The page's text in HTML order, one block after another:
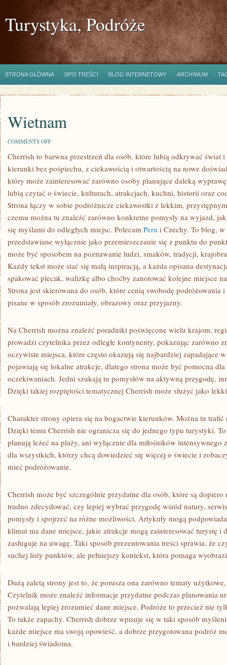
Turystyka, Podróże
STRONA GŁÓWNA SPIS TREŚCI BLOG INTERNETOWY ARCHIWUM
Wietnam
COMMENTS OFFON
Cherrish to barwna przestrzeń dla osób, które lubią odkrywać świat
kierunki bez pośpiechu, z ciekawością i otwartością na nowe
który może zainteresować zarówno osoby planujące daleką
lubią czytać o świecie, kulturach, atrakcjach, kuchni, historii oraz
Strona łączy w sobie podróżnicze ciekawostki z lekkim,
czemu można tu znaleźć zarówno konkretne pomysły na wyjazd,
się myślami do odległych miejsc. Polecam Peru i Czechy. To blog,
przedstawiane wyłącznie jako przemieszczanie się z punktu do
może być sposobem na poznawanie ludzi, smaków, tradycji,
Każdy tekst może stać się małą inspiracją, a każda opisana
spakować plecak, walizkę albo choćby zanotować kolejne miejsce
Strona jest skierowana do osób, które cenią swobodę podróżowania
pisane w sposób zrozumiały, obrazowy oraz przyjazny.
Na Cherrish można znaleźć poradniki poświęcone wielu krajom,
prowadzi czytelnika przez odległe kontynenty, pokazując zarówno
oczywiste miejsca, które często okazują się najbardziej zapadające
pojawiają się lokalne atrakcje, dlatego strona może być pomocna
oczekiwaniach. Jedni szukają tu pomysłów na aktywną przygodę,
Dzięki takiej rozpiętości tematycznej Cherrish może służyć jako
Charakter strony opiera się na bogactwie kierunków. Można tu
Dzięki temu Cherrish nie ogranicza się do jednego typu turystyki.
planują leżeć na plaży, ani wyłącznie dla miłośników
dla wszystkich, którzy chcą dowiedzieć się więcej o świecie i
mieć podróżowanie.
Cherrish może być szczególnie przydatne dla osób, które są
trudno zdecydować, czy lepiej wybrać przygodę wśród natury,
pomysły i spojrzeć na różne możliwości. Artykuły mogą
klimat ma dane miejsce, jakie atrakcje mogą zainteresować turystę i
zasługuje na uwagę. Taki sposób prezentowania treści sprawia, że
suchej listy punktów, ale pełniejszy kontekst, która pomaga
Dużą zaletą strony jest to, że porusza ona zarówno tematy
Czytelnik może znaleźć informacje przydatne podczas planowania
pozwalają lepiej zrozumieć dane miejsce. Podróże to przecież nie
To także zapachy. Cherrish dobrze wpisuje się w taki sposób
każde miejsce ma swoją opowieść, a dobrze przygotowana podróż
i bardziej świadoma.